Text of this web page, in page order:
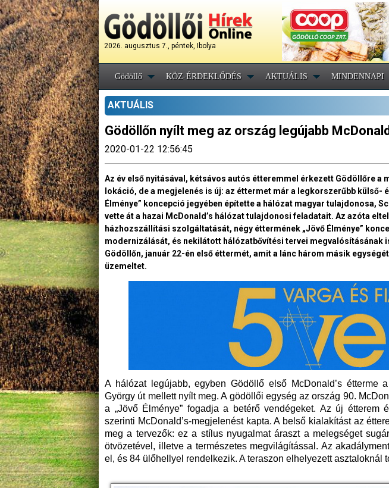
2026. augusztus 7., péntek, Ibolya
Gödöllő KÖZ-ÉRDEKLŐDÉS AKTUÁLIS MINDENNAPI
AKTUÁLIS
Gödöllőn nyílt meg az ország legújabb
2020-01-22 12:56:45
Az év első nyitásával, kétsávos autós étteremmel érkezett Gödöllőre a
lokáció, de a megjelenés is új: az éttermet már a legkorszerűbb külső-
Élménye” koncepció jegyében építette a hálózat magyar tulajdonosa,
vette át a hazai McDonald’s hálózat tulajdonosi feladatait. Az azóta
házhozszállítási szolgáltatását, négy éttermének „Jövő Élménye”
modernizálását, és nekilátott hálózatbővítési tervei megvalósításának
Gödöllőn, január 22-én első éttermét, amit a lánc három másik
üzemeltet.
A hálózat legújabb, egyben Gödöllő első McDonald’s étterme
György út mellett nyílt meg. A gödöllői egység az ország 90.
a „Jövő Élménye” fogadja a betérő vendégeket. Az új étterem
szerinti McDonald’s-megjelenést kapta. A belső kialakítást az
meg a tervezők: ez a stílus nyugalmat áraszt a melegséget
ötvözetével, illetve a természetes megvilágítással. Az
el, és 84 ülőhellyel rendelkezik. A teraszon elhelyezett asztaloknál